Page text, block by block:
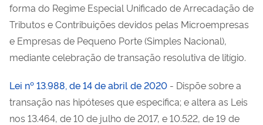
forma do Regime Especial Unificado de Arrecadação de
Tributos e Contribuições devidos pelas Microempresas
e Empresas de Pequeno Porte (Simples Nacional),
mediante celebração de transação resolutiva de litígio.
Lei nº 13.988, de 14 de abril de 2020 - Dispõe sobre a
transação nas hipóteses que especifica; e altera as Leis
nos 13.464, de 10 de julho de 2017, e 10.522, de 19 de